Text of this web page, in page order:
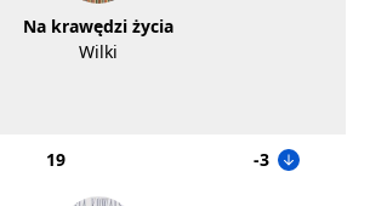
Na krawędzi życia
Wilki
19 -3